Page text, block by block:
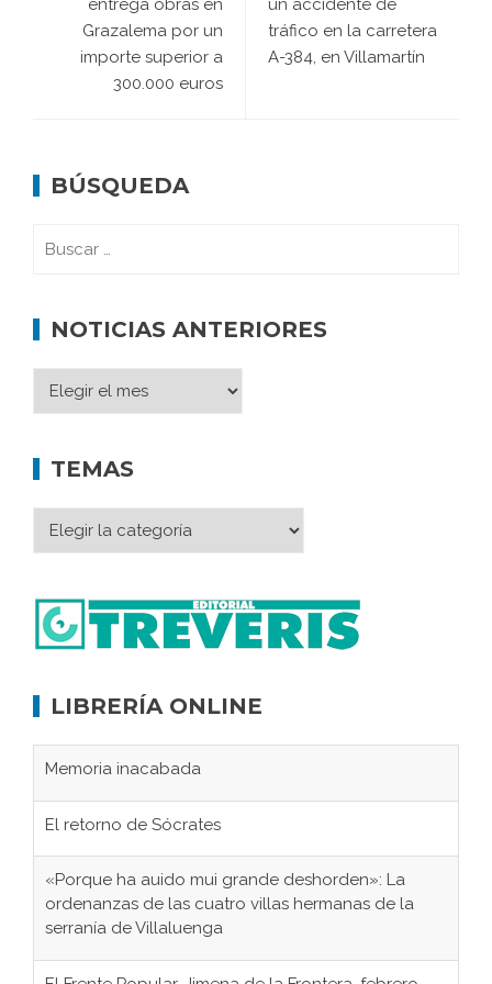
entrega obras en
Grazalema por un
importe superior a
300.000 euros
un accidente de
tráfico en la carretera
A-384, en Villamartín
BÚSQUEDA
NOTICIAS ANTERIORES
TEMAS
LIBRERÍA ONLINE
Memoria inacabada
El retorno de Sócrates
«Porque ha auido mui grande deshorden»: La
ordenanzas de las cuatro villas hermanas de la
serranía de Villaluenga